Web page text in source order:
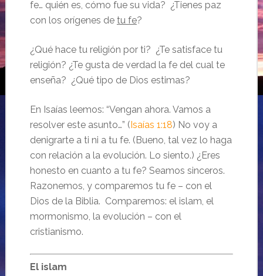
fe… quién es, cómo fue su vida? ¿Tienes paz
con los orígenes de tu fe?
¿Qué hace tu religión por ti? ¿Te satisface tu
religión? ¿Te gusta de verdad la fe del cual te
enseña? ¿Qué tipo de Dios estimas?
En Isaías leemos: “Vengan ahora. Vamos a
resolver este asunto…” ( Isaías 1:18) No voy a
denigrarte a ti ni a tu fe. (Bueno, tal vez lo haga
con relación a la evolución. Lo siento.) ¿Eres
honesto en cuanto a tu fe? Seamos sinceros.
Razonemos, y comparemos tu fe – con el
Dios de la Biblia. Comparemos: el islam, el
mormonismo, la evolución – con el
cristianismo.
El islam